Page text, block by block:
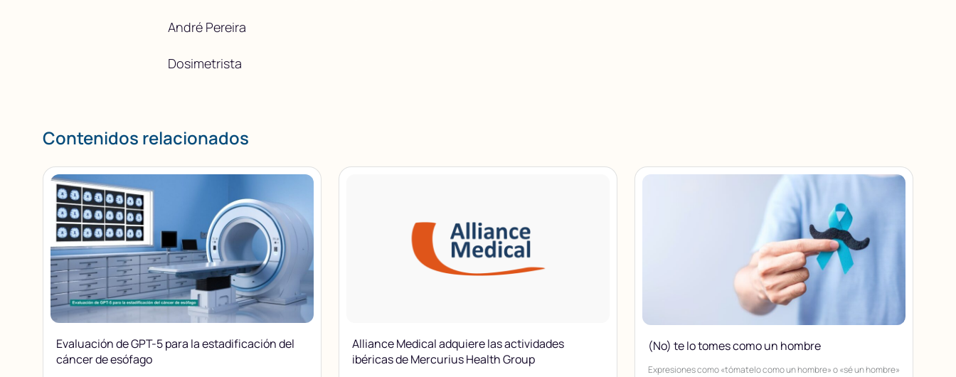
André Pereira
Dosimetrista
Contenidos relacionados
Evaluación de GPT-5 para la estadificación del
cáncer de esófago
Alliance Medical adquiere las actividades
ibéricas de Mercurius Health Group
(No) te lo tomes como un hombre
Expresiones como «tómatelo como un hombre» o «sé un hombre»